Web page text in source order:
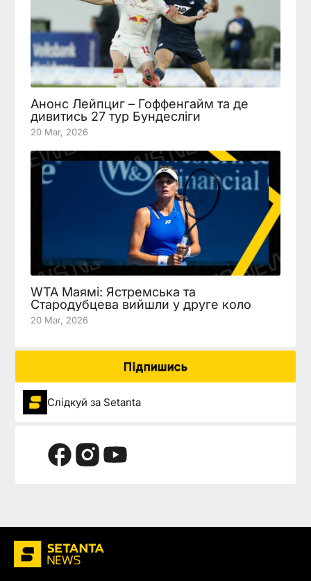
Анонс Лейпциг – Гоффенгайм та де
дивитись 27 тур Бундесліги
20 Mar, 2026
WTA Маямі: Ястремська та
Стародубцева вийшли у друге коло
20 Mar, 2026
Підпишись
Слідкуй за Setanta